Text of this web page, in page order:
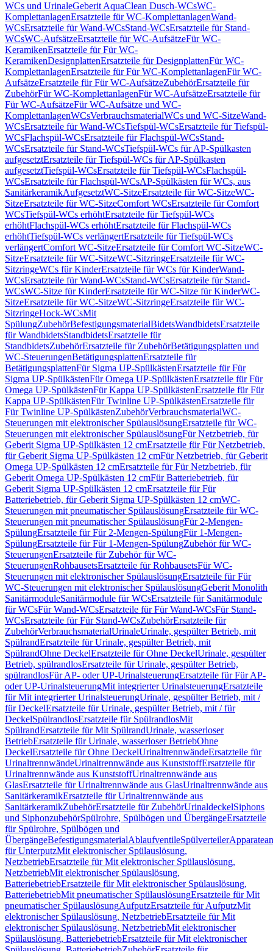
WCs und UrinaleGeberit AquaClean Dusch-WCsWC-
KomplettanlagenErsatzteile für WC-KomplettanlagenWand-
WCsErsatzteile für Wand-WCsStand-WCsErsatzteile für Stand-
WCsWC-AufsätzeErsatzteile für WC-AufsätzeFür WC-
KeramikenErsatzteile für Für WC-
KeramikenDesignplattenErsatzteile für DesignplattenFür WC-
KomplettanlagenErsatzteile für Für WC-KomplettanlagenFür WC-
AufsätzeErsatzteile für Für WC-AufsätzeZubehörErsatzteile für
ZubehörFür WC-KomplettanlagenFür WC-AufsätzeErsatzteile für
Für WC-AufsätzeFür WC-Aufsätze und WC-
KomplettanlagenWCsVerbrauchsmaterialWCs und WC-SitzeWand-
WCsErsatzteile für Wand-WCsTiefspül-WCsErsatzteile für Tiefspül-
WCsFlachspül-WCsErsatzteile für Flachspül-WCsStand-
WCsErsatzteile für Stand-WCsTiefspül-WCs für AP-Spülkasten
aufgesetztErsatzteile für Tiefspül-WCs für AP-Spülkasten
aufgesetztTiefspül-WCsErsatzteile für Tiefspül-WCsFlachspül-
WCsErsatzteile für Flachspül-WCsAP-Spülkästen für WCs, aus
SanitärkeramikAufgesetztWC-SitzeErsatzteile für WC-SitzeWC-
SitzeErsatzteile für WC-SitzeComfort WCsErsatzteile für Comfort
WCsTiefspül-WCs erhöhtErsatzteile für Tiefspül-WCs
erhöhtFlachspül-WCs erhöhtErsatzteile für Flachspül-WCs
erhöhtTiefspül-WCs verlängertErsatzteile für Tiefspül-WCs
verlängertComfort WC-SitzeErsatzteile für Comfort WC-SitzeWC-
SitzeErsatzteile für WC-SitzeWC-SitzringeErsatzteile für WC-
SitzringeWCs für KinderErsatzteile für WCs für KinderWand-
WCsErsatzteile für Wand-WCsStand-WCsErsatzteile für Stand-
WCsWC-Sitze für KinderErsatzteile für WC-Sitze für KinderWC-
SitzeErsatzteile für WC-SitzeWC-SitzringeErsatzteile für WC-
SitzringeHock-WCsMit
SpülungZubehörBefestigungsmaterialBidetsWandbidetsErsatzteile
für WandbidetsStandbidetsErsatzteile für
StandbidetsZubehörErsatzteile für ZubehörBetätigungsplatten und
WC-SteuerungenBetätigungsplattenErsatzteile für
BetätigungsplattenFür Sigma UP-SpülkästenErsatzteile für Für
Sigma UP-SpülkästenFür Omega UP-SpülkästenErsatzteile für Für
Omega UP-SpülkästenFür Kappa UP-SpülkästenErsatzteile für Für
Kappa UP-SpülkästenFür Twinline UP-SpülkästenErsatzteile für
Für Twinline UP-SpülkästenZubehörVerbrauchsmaterialWC-
Steuerungen mit elektronischer SpülauslösungErsatzteile für WC-
Steuerungen mit elektronischer SpülauslösungFür Netzbetrieb, für
Geberit Sigma UP-Spülkästen 12 cmErsatzteile für Für Netzbetrieb,
für Geberit Sigma UP-Spülkästen 12 cmFür Netzbetrieb, für Geberit
Omega UP-Spülkästen 12 cmErsatzteile für Für Netzbetrieb, für
Geberit Omega UP-Spülkästen 12 cmFür Batteriebetrieb, für
Geberit Sigma UP-Spülkästen 12 cmErsatzteile für Für
Batteriebetrieb, für Geberit Sigma UP-Spülkästen 12 cmWC-
Steuerungen mit pneumatischer SpülauslösungErsatzteile für WC-
Steuerungen mit pneumatischer SpülauslösungFür 2-Mengen-
SpülungErsatzteile für Für 2-Mengen-SpülungFür 1-Mengen-
SpülungErsatzteile für Für 1-Mengen-SpülungZubehör für WC-
SteuerungenErsatzteile für Zubehör für WC-
SteuerungenRohbausetsErsatzteile für RohbausetsFür WC-
Steuerungen mit elektronischer SpülauslösungErsatzteile für Für
WC-Steuerungen mit elektronischer SpülauslösungGeberit Monolith
SanitärmoduleSanitärmodule für WCsErsatzteile für Sanitärmodule
für WCsFür Wand-WCsErsatzteile für Für Wand-WCsFür Stand-
WCsErsatzteile für Für Stand-WCsZubehörErsatzteile für
ZubehörVerbrauchsmaterialUrinaleUrinale, gespülter Betrieb, mit
SpülrandErsatzteile für Urinale, gespülter Betrieb, mit
SpülrandOhne DeckelErsatzteile für Ohne DeckelUrinale, gespülter
Betrieb, spülrandlosErsatzteile für Urinale, gespülter Betrieb,
spülrandlosFür AP- oder UP-UrinalsteuerungErsatzteile für Für AP-
oder UP-UrinalsteuerungMit integrierter UrinalsteuerungErsatzteile
für Mit integrierter UrinalsteuerungUrinale, gespülter Betrieb, mit /
für DeckelErsatzteile für Urinale, gespülter Betrieb, mit / für
DeckelSpülrandlosErsatzteile für SpülrandlosMit
SpülrandErsatzteile für Mit SpülrandUrinale, wasserloser
BetriebErsatzteile für Urinale, wasserloser BetriebOhne
DeckelErsatzteile für Ohne DeckelUrinaltrennwändeErsatzteile für
UrinaltrennwändeUrinaltrennwände aus KunststoffErsatzteile für
Urinaltrennwände aus KunststoffUrinaltrennwände aus
GlasErsatzteile für Urinaltrennwände aus GlasUrinaltrennwände aus
SanitärkeramikErsatzteile für Urinaltrennwände aus
SanitärkeramikZubehörErsatzteile für ZubehörUrinaldeckelSiphons
und SiphonzubehörSpülrohre, Spülbögen und ÜbergängeErsatzteile
für Spülrohre, Spülbögen und
ÜbergängeBefestigungsmaterialAblaufventileSpülverteiler
für UnterputzMit elektronischer Spülauslösung,
NetzbetriebErsatzteile für Mit elektronischer Spülauslösung,
NetzbetriebMit elektronischer Spülauslösung,
BatteriebetriebErsatzteile für Mit elektronischer Spülauslösung,
BatteriebetriebMit pneumatischer SpülauslösungErsatzteile für Mit
pneumatischer SpülauslösungAufputzErsatzteile für AufputzMit
elektronischer Spülauslösung, NetzbetriebErsatzteile für Mit
elektronischer Spülauslösung, NetzbetriebMit elektronischer
Spülauslösung, BatteriebetriebErsatzteile für Mit elektronischer